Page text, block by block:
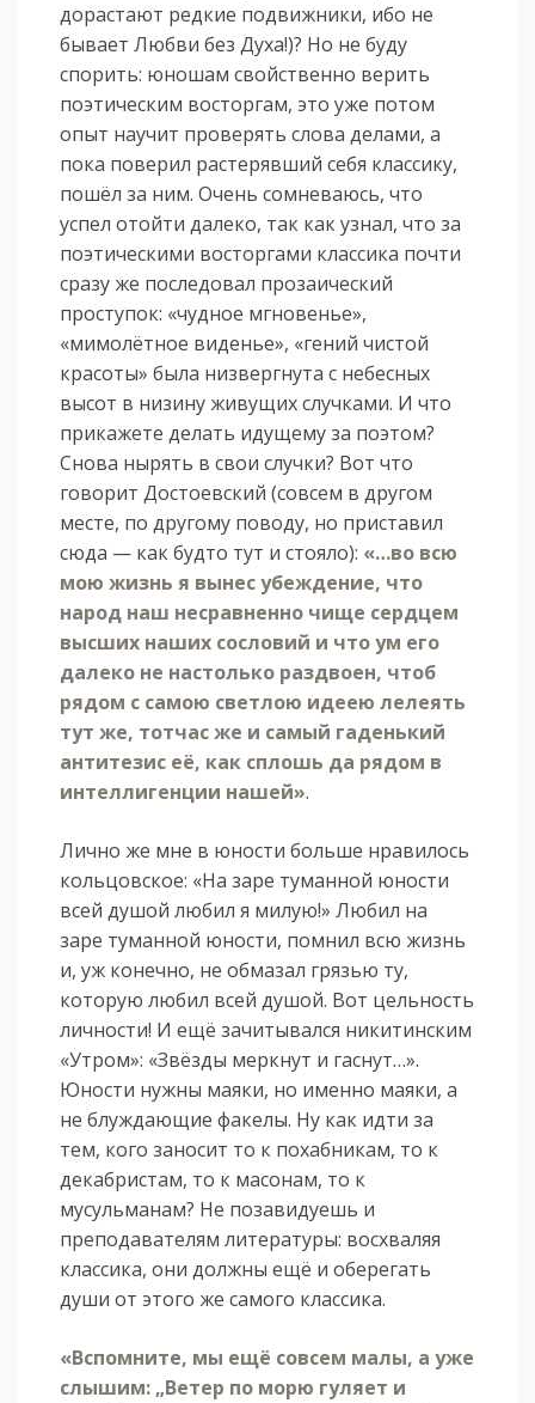
дорастают редкие подвижники, ибо не
бывает Любви без Духа!)? Но не буду
спорить: юношам свойственно верить
поэтическим восторгам, это уже потом
опыт научит проверять слова делами, а
пока поверил растерявший себя классику,
пошёл за ним. Очень сомневаюсь, что
успел отойти далеко, так как узнал, что за
поэтическими восторгами классика почти
сразу же последовал прозаический
проступок: «чудное мгновенье»,
«мимолётное виденье», «гений чистой
красоты» была низвергнута с небесных
высот в низину живущих случками. И что
прикажете делать идущему за поэтом?
Снова нырять в свои случки? Вот что
говорит Достоевский (совсем в другом
месте, по другому поводу, но приставил
сюда — как будто тут и стояло): «…во всю
мою жизнь я вынес убеждение, что
народ наш несравненно чище сердцем
высших наших сословий и что ум его
далеко не настолько раздвоен, чтоб
рядом с самою светлою идеею лелеять
тут же, тотчас же и самый гаденький
антитезис её, как сплошь да рядом в
интеллигенции нашей».
Лично же мне в юности больше нравилось
кольцовское: «На заре туманной юности
всей душой любил я милую!» Любил на
заре туманной юности, помнил всю жизнь
и, уж конечно, не обмазал грязью ту,
которую любил всей душой. Вот цельность
личности! И ещё зачитывался никитинским
«Утром»: «Звёзды меркнут и гаснут…».
Юности нужны маяки, но именно маяки, а
не блуждающие факелы. Ну как идти за
тем, кого заносит то к похабникам, то к
декабристам, то к масонам, то к
мусульманам? Не позавидуешь и
преподавателям литературы: восхваляя
классика, они должны ещё и оберегать
души от этого же самого классика.
«Вспомните, мы ещё совсем малы, а уже
слышим: „Ветер по морю гуляет и